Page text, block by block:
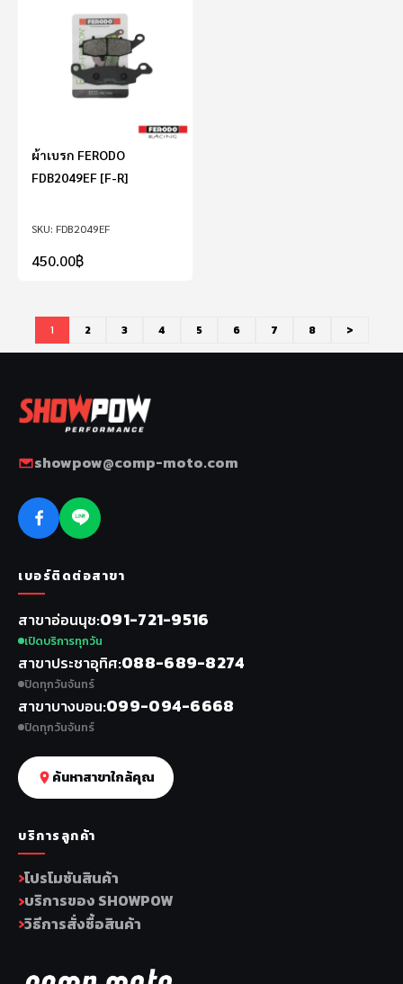
FDB2049EF
ผ้าเบรก FERODO
FDB2049EF [F-R]
450.00฿
1 2 3 4 5 6 7 8 >
showpow@comp-moto.com
เบอร์ติดต่อสาขา
สาขาอ่อนนุช 091-721-9516
เปิดบริการทุกวัน
สาขาประชาอุทิศ 088-689-8274
ปิดทุกวันจันทร์
สาขาบางบอน 099-094-6668
ปิดทุกวันจันทร์
ค้นหาสาขาใกล้คุณ
บริการลูกค้า
โปรโมชันสินค้า
บริการของ SHOWPOW
วิธีการสั่งซื้อสินค้า